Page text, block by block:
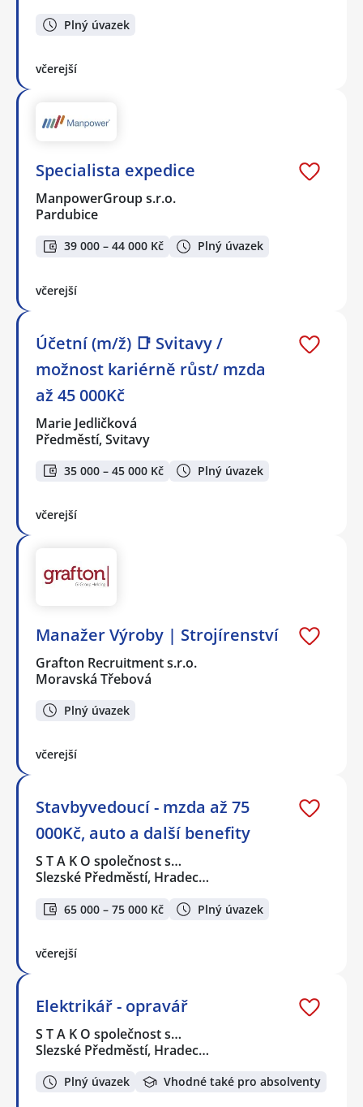
Plný úvazek
včerejší
Specialista expedice
ManpowerGroup s.r.o.
Pardubice
39 000 – 44 000 Kč Plný úvazek
včerejší
Účetní (m/ž) 📑 Svitavy /
možnost kariérně růst/ mzda
až 45 000Kč
Marie Jedličková
Předměstí, Svitavy
35 000 – 45 000 Kč Plný úvazek
včerejší
Manažer Výroby | Strojírenství
Grafton Recruitment s.r.o.
Moravská Třebová
Plný úvazek
včerejší
Stavbyvedoucí - mzda až 75
000Kč, auto a další benefity
S T A K O společnost s…
Slezské Předměstí, Hradec…
65 000 – 75 000 Kč Plný úvazek
včerejší
Elektrikář - opravář
S T A K O společnost s…
Slezské Předměstí, Hradec…
Plný úvazek Vhodné také pro absolventy